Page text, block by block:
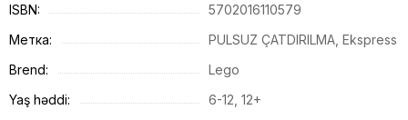
ISBN:
5702016110579
Метка:
PULSUZ ÇATDIRILMA, Ekspress
Brend:
Lego
Yaş həddi:
6-12, 12+